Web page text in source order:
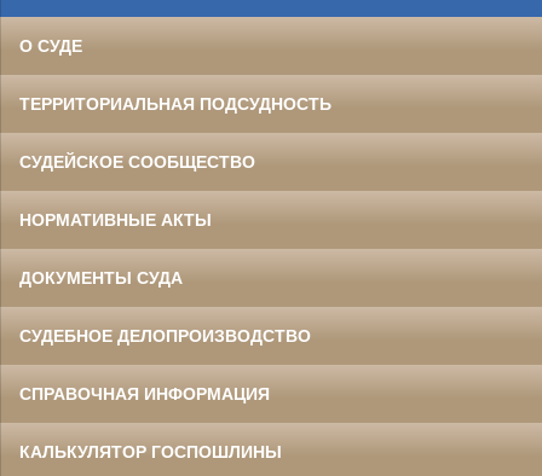
О СУДЕ
ТЕРРИТОРИАЛЬНАЯ ПОДСУДНОСТЬ
СУДЕЙСКОЕ СООБЩЕСТВО
НОРМАТИВНЫЕ АКТЫ
ДОКУМЕНТЫ СУДА
СУДЕБНОЕ ДЕЛОПРОИЗВОДСТВО
СПРАВОЧНАЯ ИНФОРМАЦИЯ
КАЛЬКУЛЯТОР ГОСПОШЛИНЫ